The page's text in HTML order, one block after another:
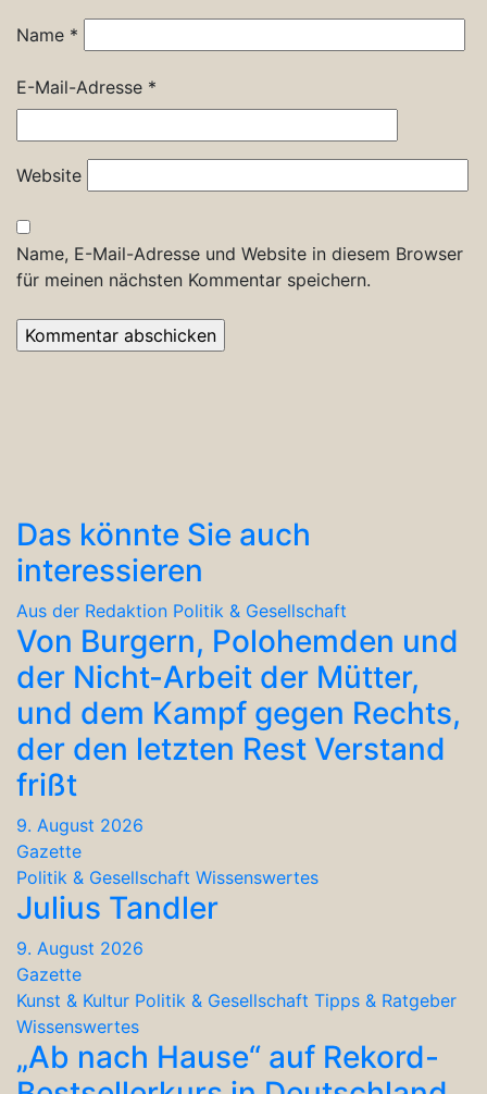
Name *
E-Mail-Adresse *
Website
Name, E-Mail-Adresse und Website in diesem Browser
für meinen nächsten Kommentar speichern.
Das könnte Sie auch
interessieren
Aus der Redaktion Politik & Gesellschaft
Von Burgern, Polohemden und
der Nicht-Arbeit der Mütter,
und dem Kampf gegen Rechts,
der den letzten Rest Verstand
frißt
9. August 2026
Gazette
Politik & Gesellschaft Wissenswertes
Julius Tandler
9. August 2026
Gazette
Kunst & Kultur Politik & Gesellschaft Tipps & Ratgeber
Wissenswertes
„Ab nach Hause“ auf Rekord-